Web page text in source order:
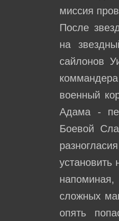
миссия
После
на
сайлонов
военный
Адама -
Боевой
сложных
опять